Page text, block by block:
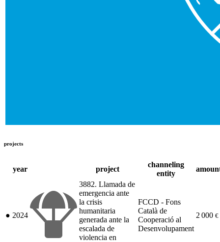
projects
year project
channeling
entity
● 2024
3882. Llamada de
emergencia ante
la crisis
humanitaria
generada ante la
escalada de
violencia en
FCCD - Fons
Català de
Cooperació al
Desenvolupament
2 000 €